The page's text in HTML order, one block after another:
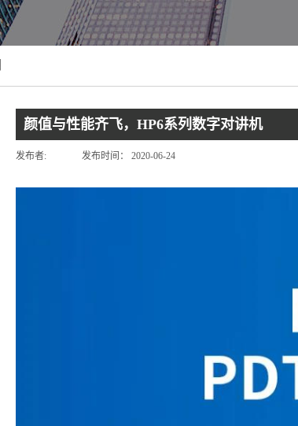
颜值与性能齐飞，HP6系列数字对讲机
发布者: 发布时间： 2020-06-24